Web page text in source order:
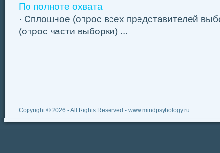
По полноте охвата
· Сплошное (опрос всех представителей
(опрос части выборки) ...
Copyright © 2026 - All Rights Reserved - www.mindpsyhology.ru